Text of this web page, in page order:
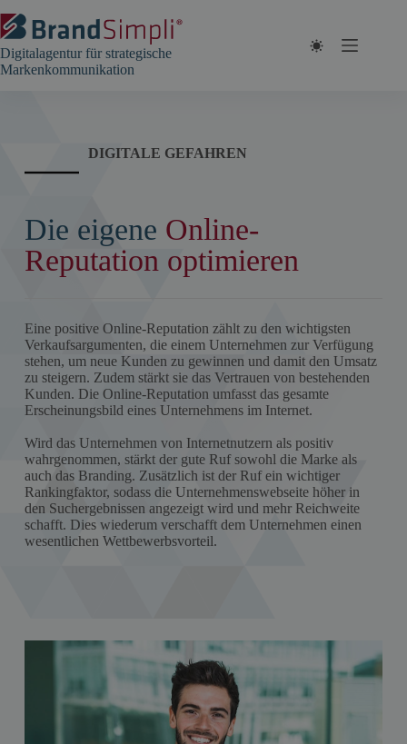
Inhalt
springen
Digitalagentur für strategische
Markenkommunikation
DIGITALE GEFAHREN
Die eigene Online-
Reputation optimieren
Eine positive Online-Reputation zählt zu den wichtigsten
Verkaufsargumenten, die einem Unternehmen zur Verfügung
stehen, um neue Kunden zu gewinnen und damit den Umsatz
zu steigern. Zudem stärkt sie das Vertrauen von bestehenden
Kunden. Die Online-Reputation umfasst das gesamte
Erscheinungsbild eines Unternehmens im Internet.
Wird das Unternehmen von Internetnutzern als positiv
wahrgenommen, stärkt der gute Ruf sowohl die Marke als
auch das Branding. Zusätzlich ist der Ruf ein wichtiger
Rankingfaktor, sodass die Unternehmenswebseite höher in
den Suchergebnissen angezeigt wird und mehr Reichweite
schafft. Dies wiederum verschafft dem Unternehmen einen
wesentlichen Wettbewerbsvorteil.